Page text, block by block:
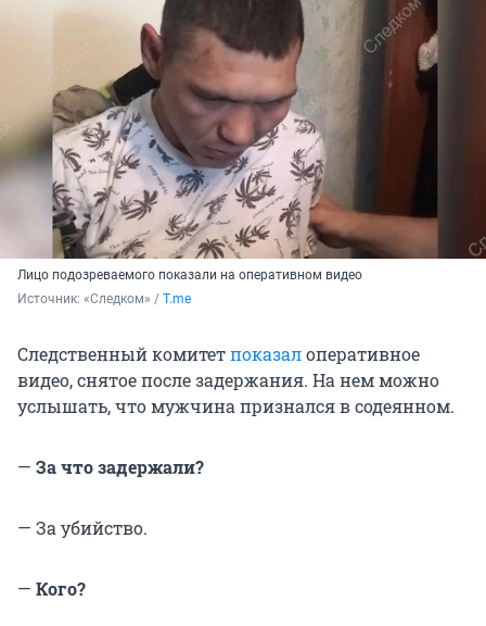
Лицо подозреваемого показали на оперативном видео
Источник: «Следком» / T.me
Следственный комитетпоказалоперативное
видео, снятое после задержания. На нем можно
услышать, что мужчина признался в содеянном.
— За что задержали?
— За убийство.
— Кого?